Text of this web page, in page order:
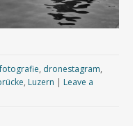
, dronestagram,
, Luzern | Leave a